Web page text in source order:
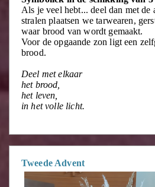
Als je veel hebt... deel dan met de
stralen plaatsen we tarwearen,
waar brood van wordt gemaakt.
Voor de opgaande zon ligt een
brood.
Deel met elkaar
het brood,
het leven,
in het volle licht.
Tweede Advent